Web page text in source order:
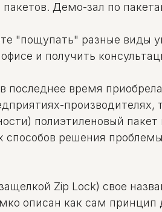
пакетов. Демо-зал по
"пощупать" разные виды
и получить
последнее время
производителях,
полиэтиленовый
решения
Zip Lock) свое
описан как сам принцип